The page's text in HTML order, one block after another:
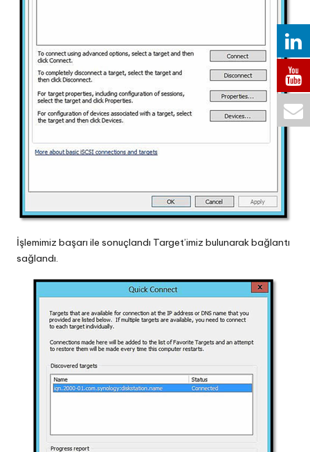
İşlemimiz başarı ile sonuçlandı Target’imiz bulunarak bağlantı
sağlandı.